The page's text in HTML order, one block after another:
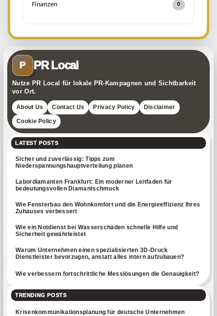
Finanzen 0
P PR Local
Nutze PR Local für lokale PR-Kampagnen und Sichtbarkeit
vor Ort.
About Us Contact Us Privacy Policy Disclaimer
Cookie Policy
LATEST POSTS
Sicher und zuverlässig: Tipps zum
Niederspannungshauptverteilung planen
Labordiamanten Frankfurt: Ein moderner Leitfaden für
bedeutungsvollen Diamantschmuck
Wie Fensterbau den Wohnkomfort und die Energieeffizienz Ihres
Zuhauses verbessert
Wie ein Notdienst bei Wasserschäden schnelle Hilfe und
Sicherheit gewährleistet
Warum Unternehmen einen spezialisierten 3D-Druck
Dienstleister bevorzugen, anstatt alles intern aufzubauen?
Wie verbessern fortschrittliche Messlösungen die Genauigkeit?
TRENDING POSTS
Krisenkommunikationsplanung für deutsche Unternehmen